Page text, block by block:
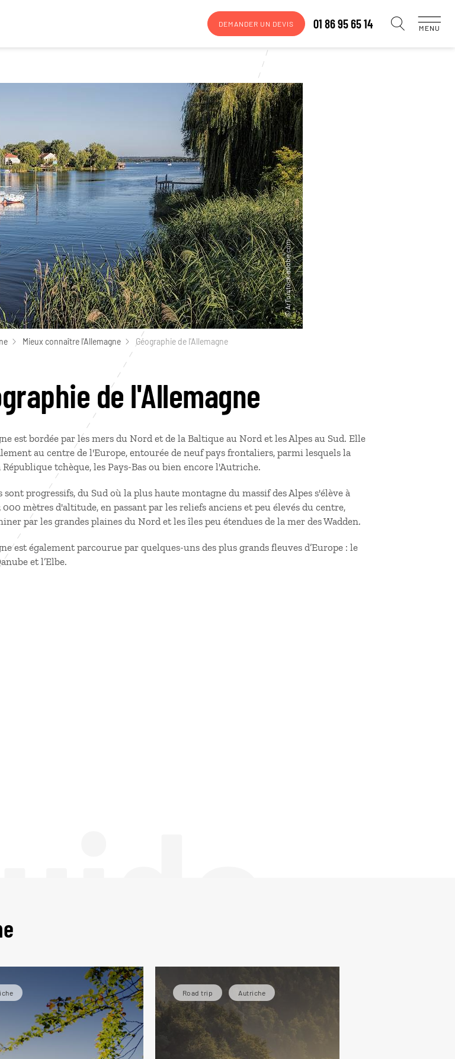
DEMANDER UN DEVIS 01 86 95 65 14 MENU
Mieux connaître l'Allemagne Géographie de l'Allemagne
de l'Allemagne
est bordée par les mers du Nord et de la Baltique au Nord et les Alpes au Sud. Elle
au centre de l'Europe, entourée de neuf pays frontaliers, parmi lesquels la
République tchèque, les Pays-Bas ou bien encore l'Autriche.
sont progressifs, du Sud où la plus haute montagne du massif des Alpes s'élève à
000 mètres d'altitude, en passant par les reliefs anciens et peu élevés du centre,
par les grandes plaines du Nord et les îles peu étendues de la mer des Wadden.
est également parcourue par quelques-uns des plus grands fleuves d’Europe : le
et l’Elbe.
Road trip Autriche